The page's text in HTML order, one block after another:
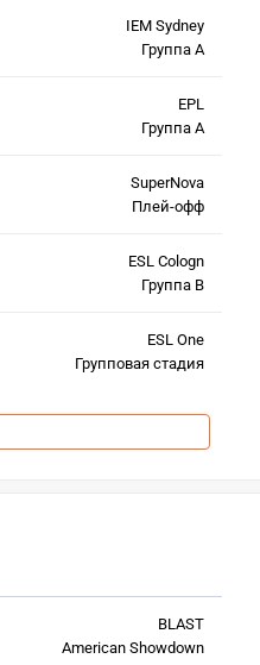
IEM Sydney
Группа A
EPL
Группа A
SuperNova
Плей-офф
ESL Cologn
Группа В
ESL One
Групповая стадия
BLAST
American Showdown